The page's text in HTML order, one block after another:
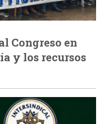
Congreso en
y los recursos